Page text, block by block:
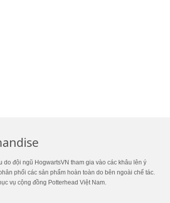
do đội ngũ HogwartsVN tham gia vào các khâu lên ý
phối các sản phẩm hoàn toàn do bên ngoài chế tác.
vụ cộng đồng Potterhead Việt Nam.